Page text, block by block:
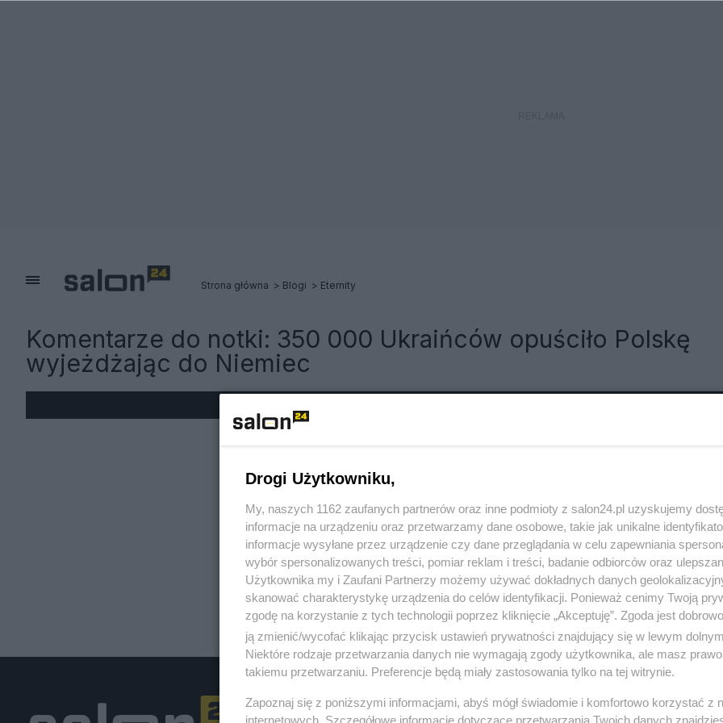
Strona główna Blogi Eternity
Komentarze do notki: 350 000 Ukraińców opuściło Polskę
wyjeżdżając do Niemiec
Polityka Gospodarka
Drogi Użytkowniku,
My, naszych 1162 zaufanych partnerów oraz inne podmioty z salon24.pl uzyskujemy
informacje na urządzeniu oraz przetwarzamy dane osobowe, takie jak unikalne
informacje wysyłane przez urządzenie czy dane przeglądania w celu zapewniania
wybór spersonalizowanych treści, pomiar reklam i treści, badanie odbiorców oraz
Użytkownika my i Zaufani Partnerzy możemy używać dokładnych danych
skanować charakterystykę urządzenia do celów identyfikacji. Ponieważ cenimy Twoją
zgodę na korzystanie z tych technologii poprzez kliknięcie „Akceptuję”. Zgoda jest
ją zmienić/wycofać klikając przycisk ustawień prywatności znajdujący się w lewym
Niektóre rodzaje przetwarzania danych nie wymagają zgody użytkownika, ale masz
takiemu przetwarzaniu. Preferencje będą miały zastosowania tylko na tej witrynie.
Zapoznaj się z poniższymi informacjami, abyś mógł świadomie i komfortowo korzystać z
internetowych. Szczegółowe informacje dotyczące przetwarzania Twoich danych